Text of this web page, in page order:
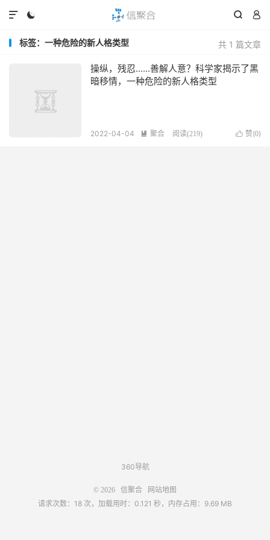
  

共 1 篇文章
标签：一种危险的新人格类型
操纵，残忍......善解人意？科学家揭示了黑
暗移情，一种危险的新人格类型
 赞(0)
2022-04-04  聚合 阅读(219)
360导航
© 2026 信聚合 网站地图
请求次数：18 次，加载用时：0.121 秒，内存占用：9.69 MB